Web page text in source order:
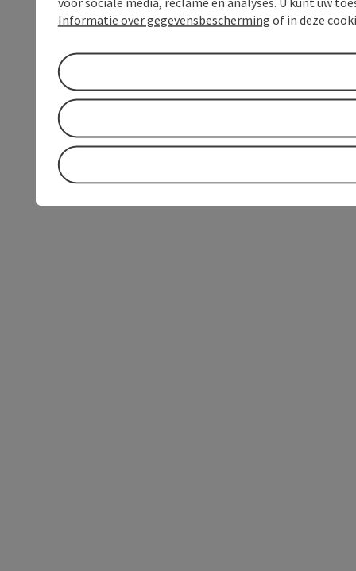
Informatie over gegevensbescherming of in deze